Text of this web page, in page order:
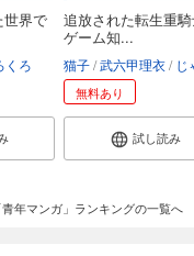
世界で
くろ
追放された転生重
ゲーム知...
猫子 武六甲理衣 じゃ
無料あり
試し読み
青年マンガ」ランキングの一覧へ